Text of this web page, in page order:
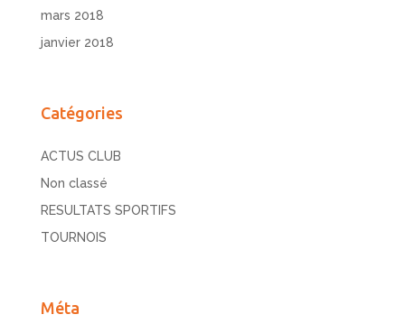
mars 2018
janvier 2018
Catégories
ACTUS CLUB
Non classé
RESULTATS SPORTIFS
TOURNOIS
Méta